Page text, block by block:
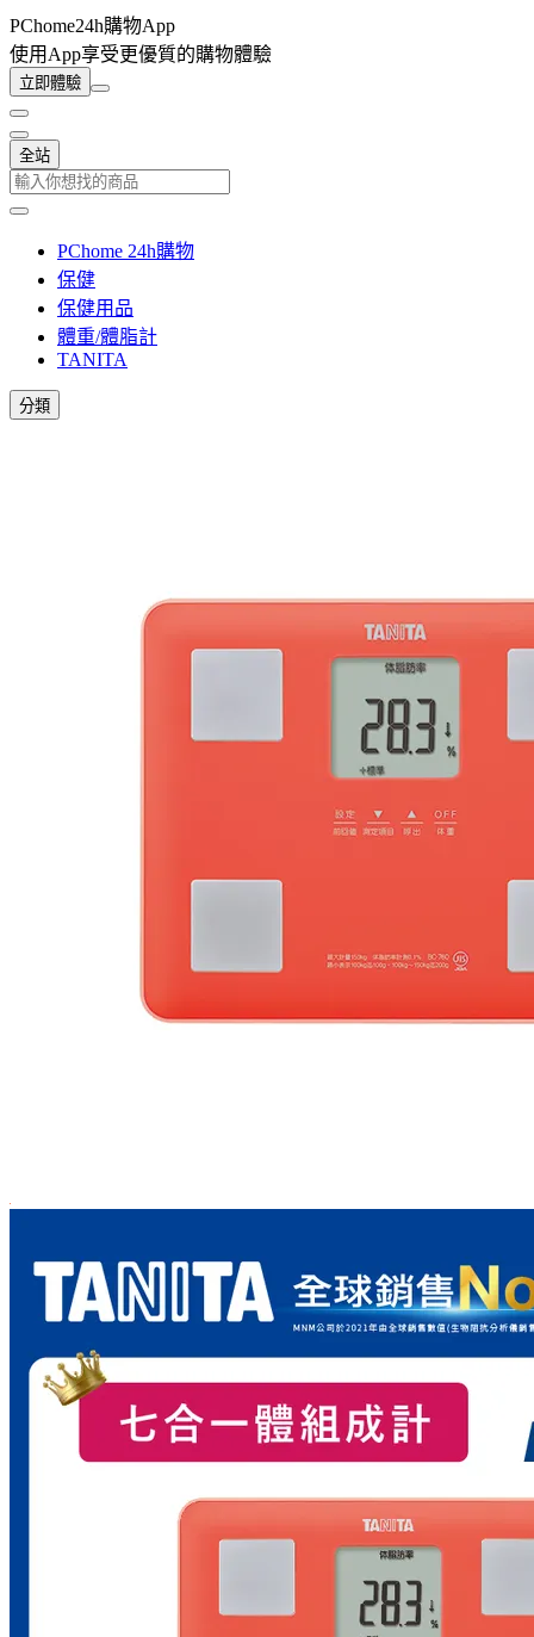
PChome24h購物App
使用App享受更優質的購物體驗
立即體驗
全站
PChome 24h購物
保健
保健用品
體重/體脂計
TANITA
分類